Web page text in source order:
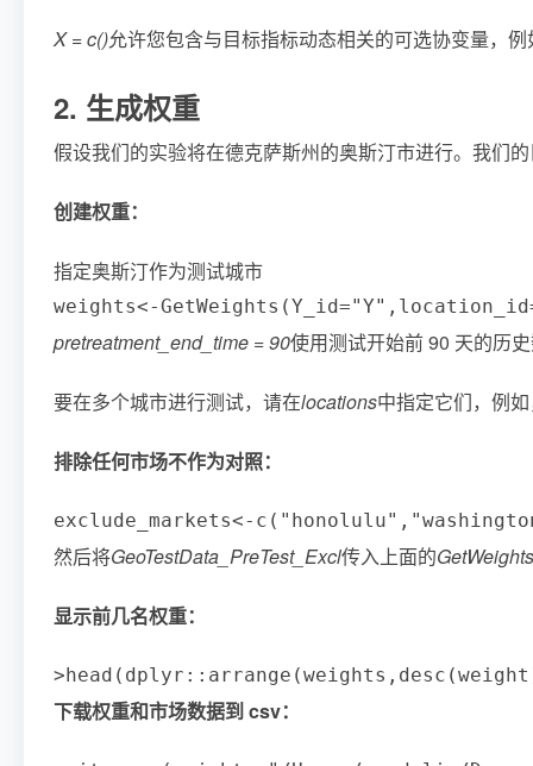
X = c()允许您包含与目标指标动态相关的可选协变量，
2. 生成权重
假设我们的实验将在德克萨斯州的奥斯汀市进行。我们
创建权重：
指定奥斯汀作为测试城市
weights<-GetWeights (Y_id="Y" , location_id
pretreatment_end_time = 90使用测试开始前 90 天的历
要在多个城市进行测试，请在locations中指定它们，例
排除任何市场不作为对照：
exclude_markets<- c ( "honolulu" ,
然后将GeoTestData_PreTest_Excl传入上面的GetWeights
显示前几名权重：
>head ( dplyr : : arrange (weights , desc (weight
下载权重和市场数据到 csv：